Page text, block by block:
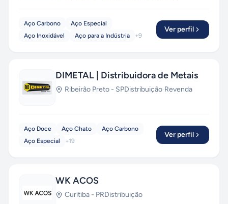
Aço Carbono
Aço Especial
Aço Inoxidável
Aço para a Indústria +9
Ver perfil
DIMETAL | Distribuidora de Metais
Ribeirão Preto - SPDistribuição·Revenda
Aço Doce Aço Chato
Aço Carbono
Aço Especial
+19
Ver perfil
WK ACOS
Curitiba - PRDistribuição